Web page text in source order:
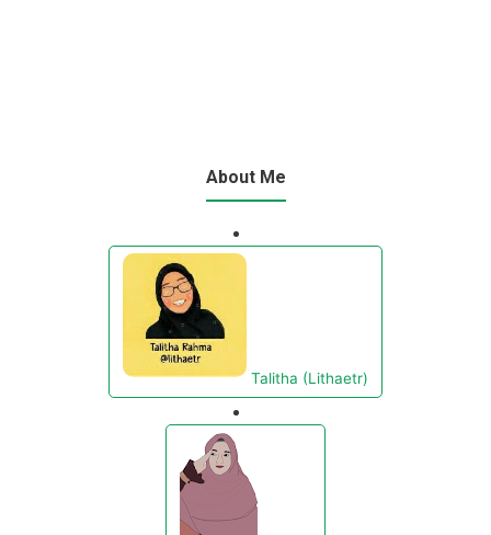
About Me
Talitha (Lithaetr)